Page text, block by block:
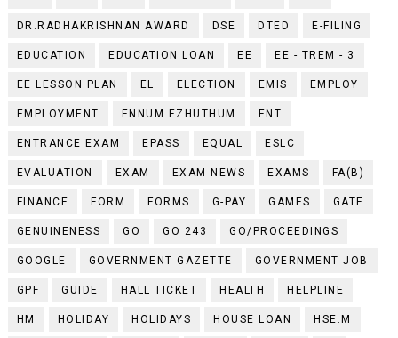
DR.RADHAKRISHNAN AWARD DSE DTED E-FILING
EDUCATION EDUCATION LOAN EE EE - TREM - 3
EE LESSON PLAN EL ELECTION EMIS EMPLOY
EMPLOYMENT ENNUM EZHUTHUM ENT
ENTRANCE EXAM EPASS EQUAL ESLC
EVALUATION EXAM EXAM NEWS EXAMS FA(B)
FINANCE FORM FORMS G-PAY GAMES GATE
GENUINENESS GO GO 243 GO/PROCEEDINGS
GOOGLE GOVERNMENT GAZETTE GOVERNMENT JOB
GPF GUIDE HALL TICKET HEALTH HELPLINE
HM HOLIDAY HOLIDAYS HOUSE LOAN HSE.M